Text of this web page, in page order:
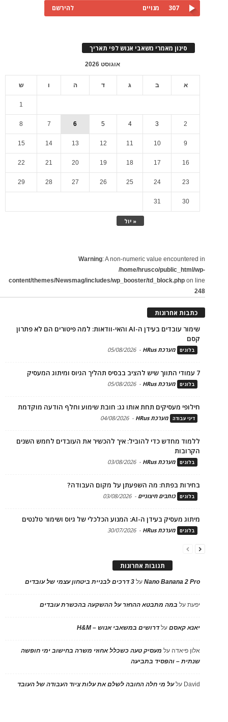
307 מנויים להירשם
סינון מאמרי משאבי אנוש לפי תאריך
אוגוסט 2026
א ב ג ד ה ו ש
« יול
1
2
3
4
5
6
7
8
9
10
11
12
13
14
15
16
17
18
19
20
21
22
23
24
25
26
27
28
29
30
31
Warning: A non-numeric value encountered in
/home/hrusco/public_html/wp-
content/themes/Newsmag/includes/wp_booster/td_block.php on line
248
כתבות אחרונות
שימור עובדים בעידן ה-AI והאי-וודאות: למה פיטורים הם לא פתרון
קסם
בלוגים מערכת HRus -
05/08/2026
7 עמודי התווך שיש להציב בבסיס תהליך הגיוס ומיתוג המעסיק
בלוגים מערכת HRus -
05/08/2026
חילופי מעסיקים תחת אותו גג: חובת שימוע וחלף הודעה מוקדמת
דיני עבודה מערכת HRus -
04/08/2026
ללמוד מחדש כדי להוביל: איך להכשיר את העובדים לחמש השנים
הקרובות
בלוגים מערכת HRus -
03/08/2026
בחירות בפתח: מה השפעתן על מקום העבודה?
בלוגים כותבים חיצוניים -
03/08/2026
מיתוג מעסיק בעידן ה-AI: המנוע הכלכלי של גיוס ושימור טלנטים
בלוגים מערכת HRus -
30/07/2026
תגובות אחרונות
Nano Banana 2 Proעל 3 דרכים לבניית ביטחון עצמי של עובדים
יפעתעל במה מתבטא ההחזר על ההשקעה בהכשרת עובדים
יאנא קאסםעלדרושים במשאבי אנוש – H&M
אלון פיאדה על מעסיק טעה כשכלל אחוזי משרה בחישוב ימי חופשה
שנתית – והפסיד בתביעה
David עלעל מי חלה החובה לשלם את עלות ציוד העבודה של העובד